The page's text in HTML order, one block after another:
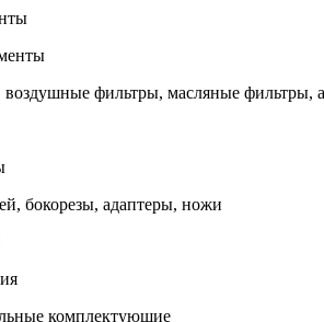
фильтры, масляные фильтры,
бокорезы, адаптеры, ножи
комплектующие